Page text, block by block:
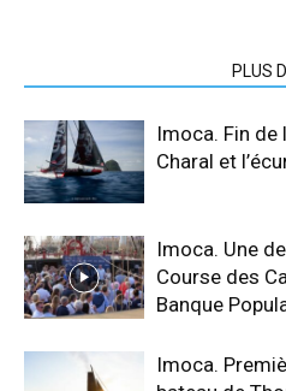
PLUS
Imoca. Fin
Charal et
Imoca. Une
Course des
Banque
Imoca.